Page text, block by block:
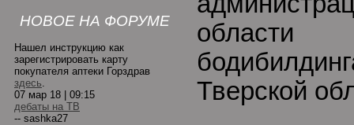
НОВОЕ НА ФОРУМЕ
Нашел инструкцию как
зарегистрировать карту
покупателя аптеки Горздрав
здесь.
07 мар 18 | 09:15
дебаты на ТВ
-- sashka27
Тверской